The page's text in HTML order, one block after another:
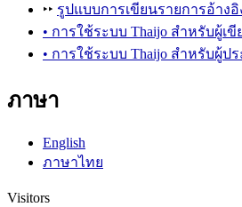
‣‣ รูปแบบการเขียนรายการอ้างอิ
• การใช้ระบบ Thaijo สำหรับผู้เขี
• การใช้ระบบ Thaijo สำหรับผู้ป
ภาษา
English
ภาษาไทย
Visitors